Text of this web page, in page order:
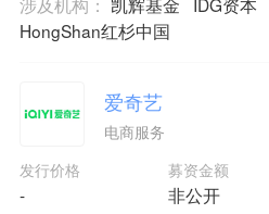
HongShan红杉中国
爱奇艺
电商服务
发行价格
-
募资金额
非公开